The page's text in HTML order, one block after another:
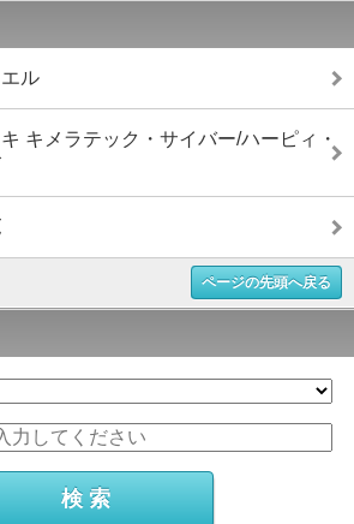
ル
キメラテック・サイバー/ハーピィ・
ページの先頭へ戻る